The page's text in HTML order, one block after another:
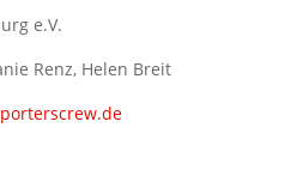
e.V.
Renz, Helen Breit